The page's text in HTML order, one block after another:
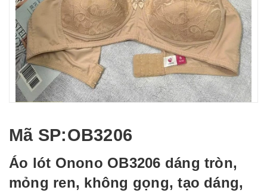
Mã SP:OB3206
Áo lót Onono OB3206 dáng tròn,
mỏng ren, không gọng, tạo dáng,